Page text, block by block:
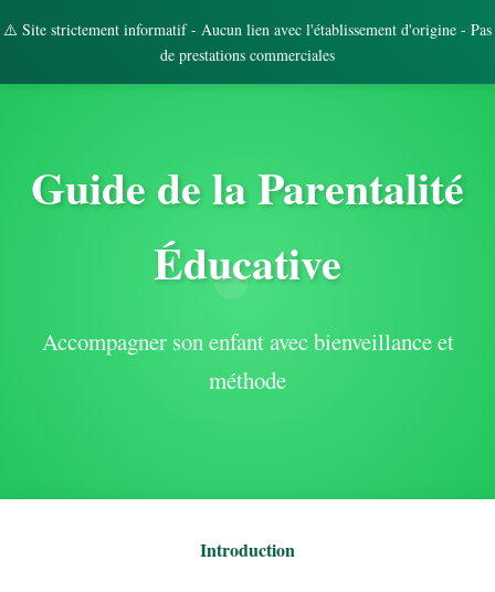
⚠️ Site strictement informatif - Aucun lien avec l'établissement d'origine - Pas
de prestations commerciales
Guide de la Parentalité
Éducative
Accompagner son enfant avec bienveillance et
méthode
Introduction